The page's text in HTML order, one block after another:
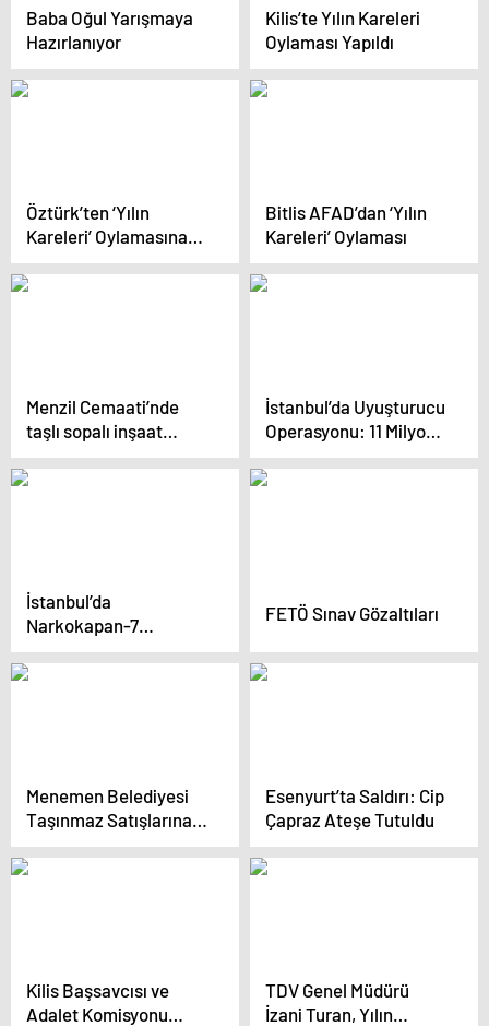
Baba Oğul Yarışmaya
Hazırlanıyor
Kilis’te Yılın Kareleri
Oylaması Yapıldı
Öztürk’ten ‘Yılın
Kareleri’ Oylamasına
Katılım
Bitlis AFAD’dan ‘Yılın
Kareleri’ Oylaması
Menzil Cemaati’nde
taşlı sopalı inşaat
kavgası
İstanbul’da Uyuşturucu
Operasyonu: 11 Milyon
Hap Ele Geçirildi
İstanbul’da
Narkokapan-7
Operasyonu: 11 Şüpheli
Yakalandı
FETÖ Sınav Gözaltıları
Menemen Belediyesi
Taşınmaz Satışlarına
Protesto
Esenyurt’ta Saldırı: Cip
Çapraz Ateşe Tutuldu
Kilis Başsavcısı ve
Adalet Komisyonu
TDV Genel Müdürü
İzani Turan, Yılın